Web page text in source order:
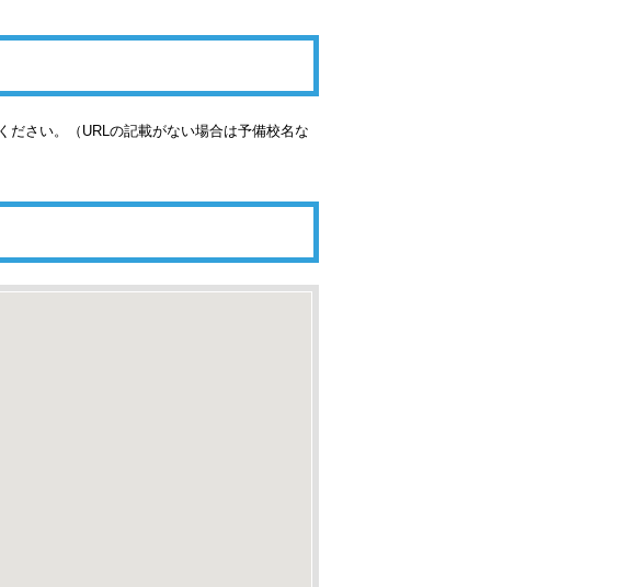
ださい。（URLの記載がない場合は予備校名な